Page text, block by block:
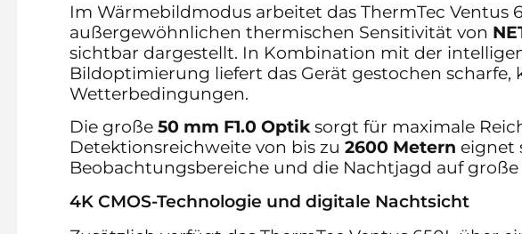
Im Wärmebildmodus arbeitet das ThermTec Ventus
außergewöhnlichen thermischen Sensitivität von
sichtbar dargestellt. In Kombination mit der
Bildoptimierung liefert das Gerät gestochen
Wetterbedingungen.
Die große 50 mm F1.0 Optiksorgt für maximale
Detektionsreichweite von bis zu 2600 Metern eignet
Beobachtungsbereiche und die Nachtjagd auf große
4K CMOS-Technologie und digitale Nachtsicht